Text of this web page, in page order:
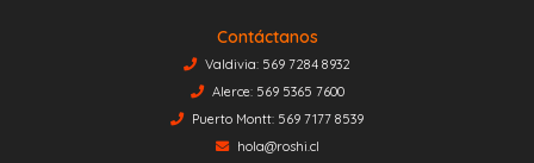
Contáctanos
Valdivia: 569 7284 8932
Alerce: 569 5365 7600
Puerto Montt: 569 7177 8539
hola@roshi.cl